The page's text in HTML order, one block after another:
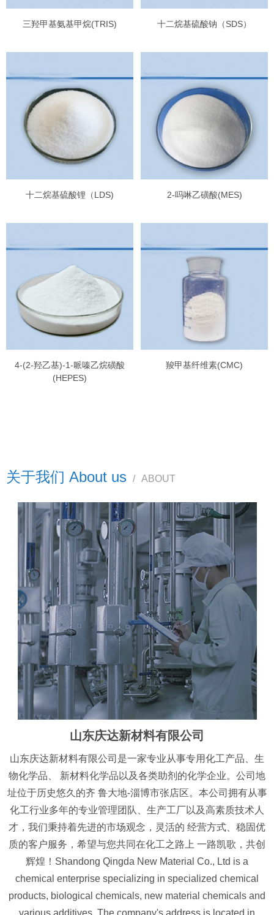
三羟甲基氨基甲烷(TRIS) 十二烷基硫酸钠（SDS）
十二烷基硫酸锂（LDS) 2-吗啉乙磺酸(MES)
4-(2-羟乙基)-1-哌嗪乙烷磺酸
(HEPES)
羧甲基纤维素(CMC)
关于我们 About us / ABOUT
山东庆达新材料有限公司
山东庆达新材料有限公司是一家专业从事专用化工产品、生
物化学品、 新材料化学品以及各类助剂的化学企业。公司地
址位于历史悠久的齐 鲁大地-淄博市张店区。本公司拥有从事
化工行业多年的专业管理团队、生产工厂以及高素质技术人
才，我们秉持着先进的市场观念，灵活的 经营方式、稳固优
质的客户服务，希望与您共同在化工之路上 一路凯歌，共创
辉煌！Shandong Qingda New Material Co., Ltd is a
chemical enterprise specializing in specialized chemical
products, biological chemicals, new material chemicals and